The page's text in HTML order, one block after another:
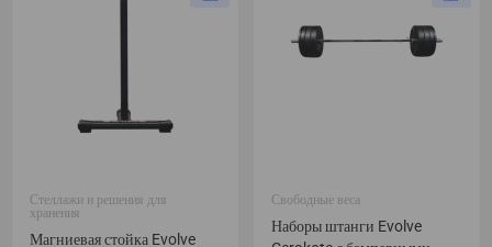
Стеллажи и решения для
хранения
Магниевая стойка Evolve
Свободные веса
Наборы штанги Evolve